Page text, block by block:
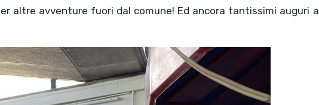
altre avventure fuori dal comune! Ed ancora tantissimi auguri a